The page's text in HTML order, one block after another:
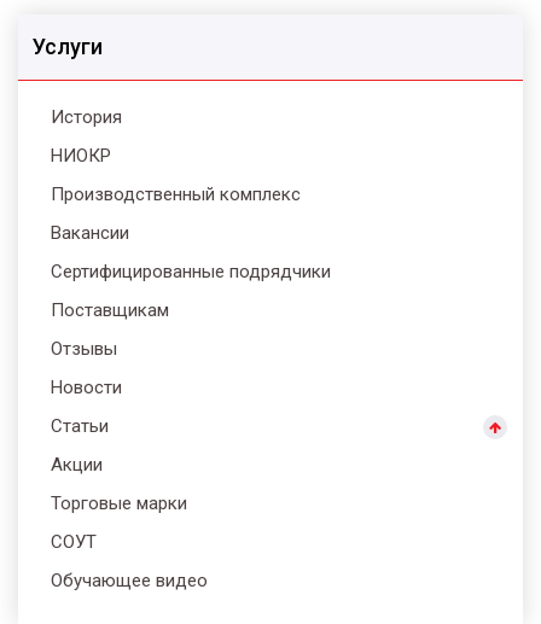
Услуги
История
НИОКР
Производственный комплекс
Вакансии
Сертифицированные подрядчики
Поставщикам
Отзывы
Новости
Статьи
Акции
Торговые марки
СОУТ
Обучающее видео